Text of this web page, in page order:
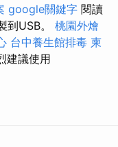
google關鍵字 閱讀
到USB。 桃園外燴
台中養生館排毒 柬
建議使用